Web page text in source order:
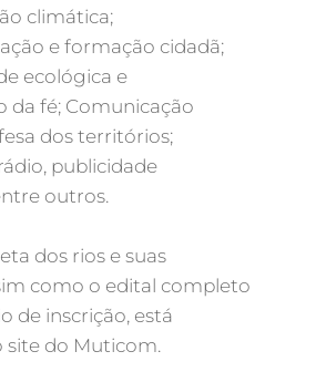
climática;
e formação cidadã;
ecológica e
da fé; Comunicação
dos territórios;
publicidade
outros.
dos rios e suas
como o edital completo
de inscrição, está
site do Muticom.